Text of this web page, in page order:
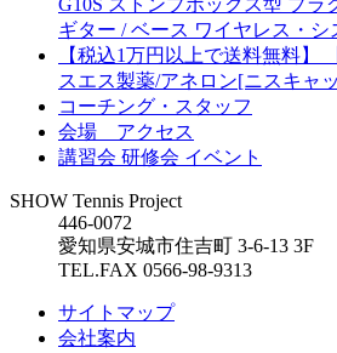
ギター / ベース ワイヤレス・シ
【税込1万円以上で送料無料】
スエス製薬/アネロン[ニスキャ
コーチング・スタッフ
会場 アクセス
講習会 研修会 イベント
SHOW Tennis Project
446-0072
愛知県安城市住吉町 3-6-13 3F
TEL.FAX 0566-98-9313
サイトマップ
会社案内